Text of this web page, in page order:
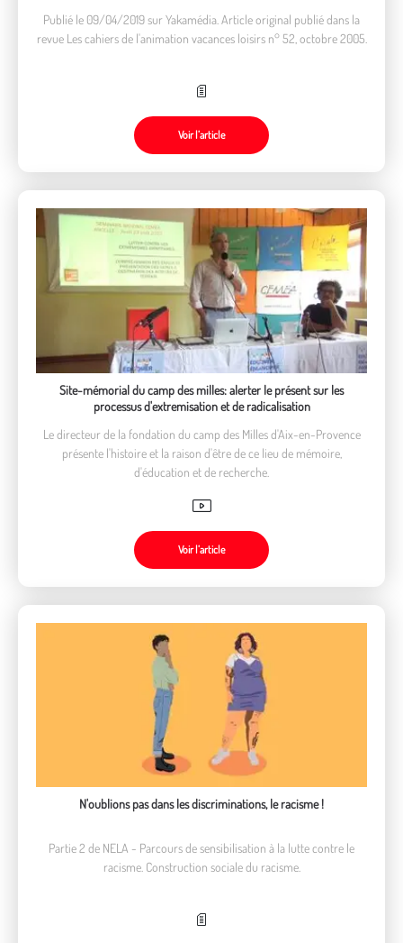
Publié le 09/04/2019 sur Yakamédia. Article original publié dans la
revue Les cahiers de l'animation vacances loisirs n° 52, octobre 2005.
Voir l’article
Site-mémorial du camp des milles: alerter le présent sur les
processus d'extremisation et de radicalisation
Le directeur de la fondation du camp des Milles d'Aix-en-Provence
présente l'histoire et la raison d'être de ce lieu de mémoire,
d'éducation et de recherche.
Voir l’article
N'oublions pas dans les discriminations, le racisme !
Partie 2 de NELA - Parcours de sensibilisation à la lutte contre le
racisme. Construction sociale du racisme.